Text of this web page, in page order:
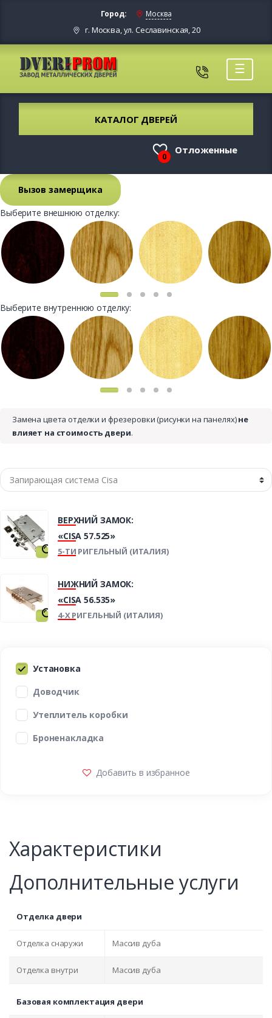
Город: Москва
г. Москва, ул. Сеславинская, 20
☰
КАТАЛОГ ДВЕРЕЙ
0
Отложенные
Вызов замерщика
Выберите внешнюю отделку:
Выберите внутреннюю отделку:
Замена цвета отделки и фрезеровки (рисунки на панелях)не
влияет на стоимость двери.
ВЕРХНИЙ ЗАМОК:
«CISA 57.525»
5-ТИ РИГЕЛЬНЫЙ (ИТАЛИЯ)
НИЖНИЙ ЗАМОК:
«CISA 56.535»
4-Х РИГЕЛЬНЫЙ (ИТАЛИЯ)
Установка
Доводчик
Утеплитель коробки
Броненакладка
Добавить в избранное
Характеристики
Дополнительные услуги
Отделка двери
Отделка снаружи Массив дуба
Отделка внутри Массив дуба
Базовая комплектация двери